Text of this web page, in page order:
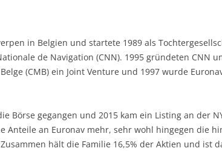
in Belgien und startete 1989 als
de Navigation (CNN). 1995 gründeten CNN
(CMB) ein Joint Venture und 1997 wurde
Börse gegangen und 2015 kam ein Listing an der
Anteile an Euronav mehr, sehr wohl hingegen die
hält die Familie 16,5% der Aktien und ist